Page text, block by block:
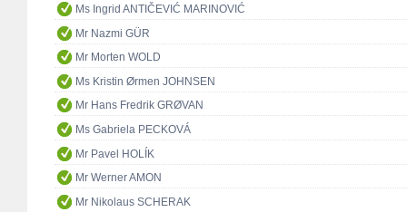
Ms Ingrid ANTIČEVIĆ MARINOVIĆ
Mr Nazmi GÜR
Mr Morten WOLD
Ms Kristin Ørmen JOHNSEN
Mr Hans Fredrik GRØVAN
Ms Gabriela PECKOVÁ
Mr Pavel HOLÍK
Mr Werner AMON
Mr Nikolaus SCHERAK